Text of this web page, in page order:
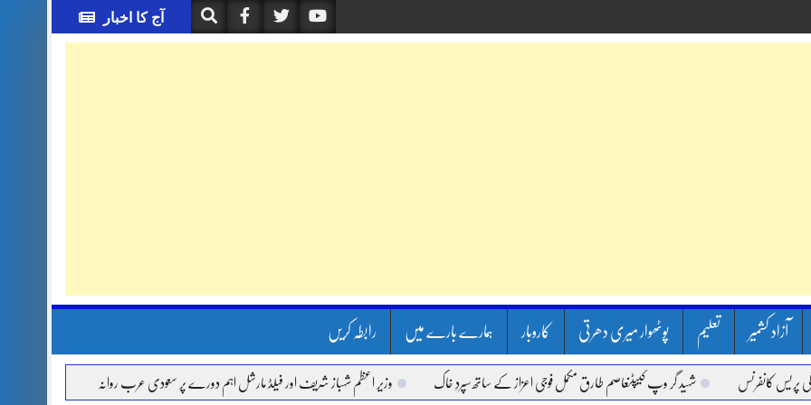
آج کا اخبار
آزاد کشمیر تعلیم پوٹھوار میری دھرتی کاروبار ہمارے بارے میں رابطہ کریں
شہید گر وپ کیپٹنعاصم طارق مکمل فوجی اعزاز کے ساتھ سپردِ خاک وزیر اعظم شہباز شریف اور فیلڈ مارشل اہم دورے پر سعودی عرب روانہ